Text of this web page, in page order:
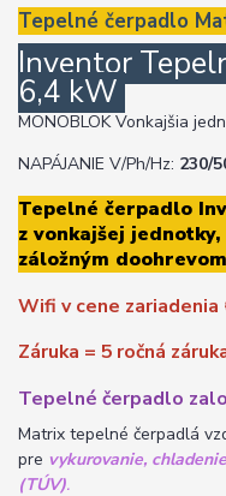
Tepelné čerpadlo
Inventor
6,4 kW
MONOBLOK Vonkajšia
NAPÁJANIE V/Ph/Hz: 230/
Tepelné čerpadlo
z vonkajšej
záložným
Wifi v cene zariadenia
Záruka = 5 ročná
Tepelné čerpadlo
Matrix tepelné čerpadlá
pre vykurovanie,
(TÚV).